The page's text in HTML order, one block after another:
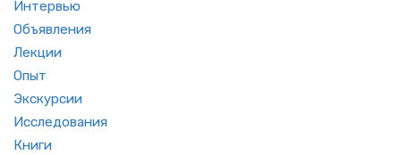
Ин­тер­вью
Объ­яв­ле­ния
Лек­ции
Опыт
Экс­кур­сии
Ис­сле­до­ва­ния
Книги